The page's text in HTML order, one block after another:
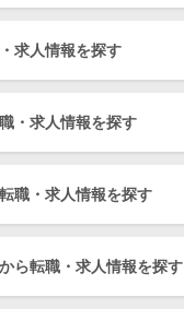
求人情報を探す
・求人情報を探す
職・求人情報を探す
ら転職・求人情報を探す